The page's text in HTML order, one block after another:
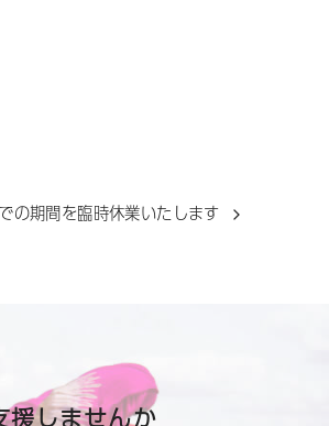
期間を臨時休業いたします
援しませんか